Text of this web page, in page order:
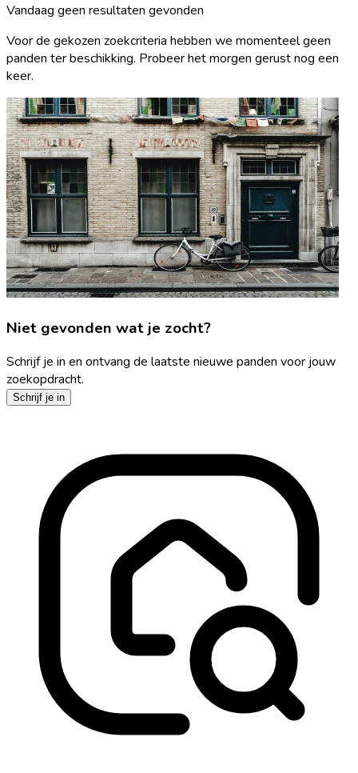
Vandaag geen resultaten gevonden
Voor de gekozen zoekcriteria hebben we momenteel geen
panden ter beschikking. Probeer het morgen gerust nog een
keer.
Niet gevonden wat je zocht?
Schrijf je in en ontvang de laatste nieuwe panden voor jouw
zoekopdracht.
Schrijf je in